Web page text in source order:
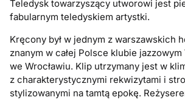
Teledysk towarzyszący utworowi jest
fabularnym teledyskiem artystki.
Kręcony był w jednym z warszawskich
znanym w całej Polsce klubie
we Wrocławiu. Klip utrzymany jest w
z charakterystycznymi rekwizytami i
stylizowanymi na tamtą epokę.